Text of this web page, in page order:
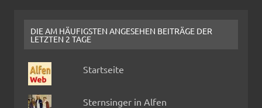
DIE AM HÄUFIGSTEN ANGESEHEN BEITRÄGE DER
LETZTEN 2 TAGE
Startseite
Sternsinger in Alfen